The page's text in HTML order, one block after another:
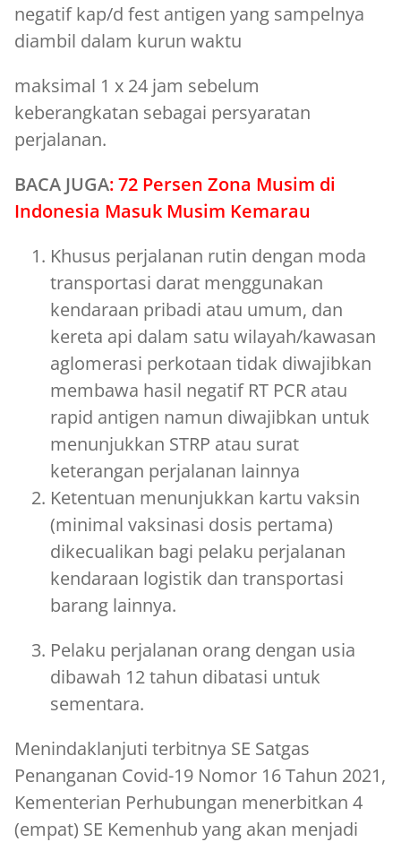
negatif kap/d fest antigen yang sampelnya
diambil dalam kurun waktu
maksimal 1 x 24 jam sebelum
keberangkatan sebagai persyaratan
perjalanan.
BACA JUGA:72 Persen Zona Musim di
Indonesia Masuk Musim Kemarau
Khusus perjalanan rutin dengan moda
transportasi darat menggunakan
kendaraan pribadi atau umum, dan
kereta api dalam satu wilayah/kawasan
aglomerasi perkotaan tidak diwajibkan
membawa hasil negatif RT PCR atau
rapid antigen namun diwajibkan untuk
menunjukkan STRP atau surat
keterangan perjalanan lainnya
Ketentuan menunjukkan kartu vaksin
(minimal vaksinasi dosis pertama)
dikecualikan bagi pelaku perjalanan
kendaraan logistik dan transportasi
barang lainnya.
Pelaku perjalanan orang dengan usia
dibawah 12 tahun dibatasi untuk
sementara.
Menindaklanjuti terbitnya SE Satgas
Penanganan Covid-19 Nomor 16 Tahun 2021,
Kementerian Perhubungan menerbitkan 4
(empat) SE Kemenhub yang akan menjadi